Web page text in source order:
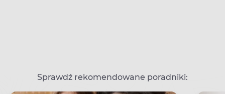
Sprawdź rekomendowane poradniki: